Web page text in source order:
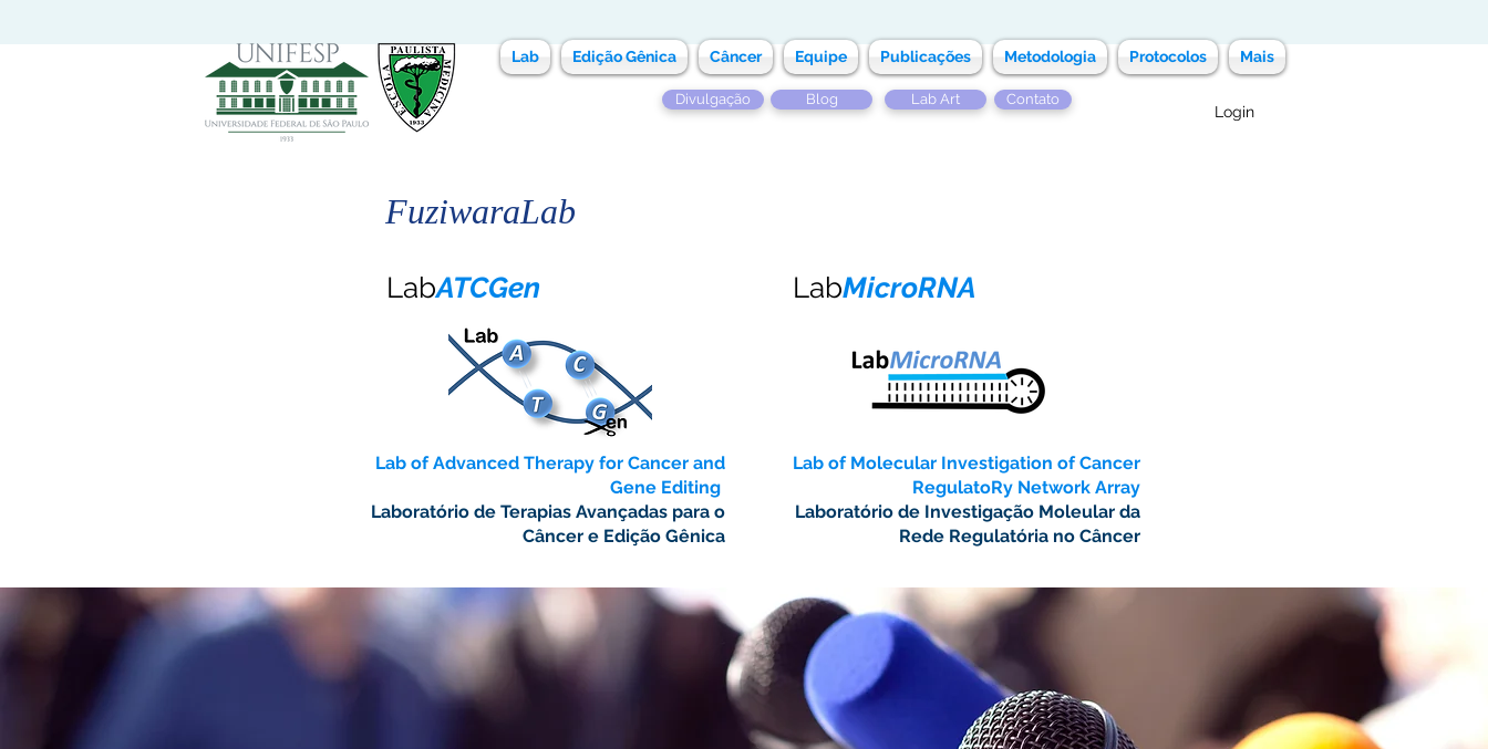
Lab Edição Gênica Câncer Equipe Publicações Metodologia Protocolos Mais
Divulgação Blog Contato
Login
Lab Art
FuziwaraLab
LabATCGen
Lab of Advanced Therapy for Cancer and
Gene Editing
Laboratório deTerapias Avançadas para o
Câncer e Edição Gênica
LabMicroRNA
Lab of Molecular Investigation of Cancer
RegulatoRy Network Array
Laboratório de Investigação Moleular da
Rede Regulatória no Câncer